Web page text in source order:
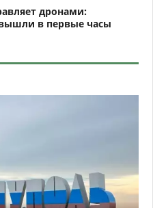
дронами:
в первые часы